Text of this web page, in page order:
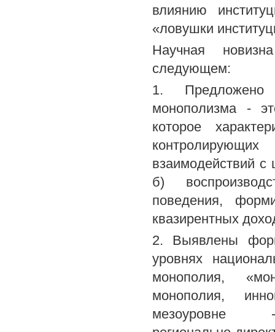
влиянию
«ловушки
Научная
следующем:
1. Предложено
монополизма -
которое
взаимодействий с
б)
поведения,
квазирентных
2. Выявлены
уровнях
монополия,
монополия,
мезоуровне -